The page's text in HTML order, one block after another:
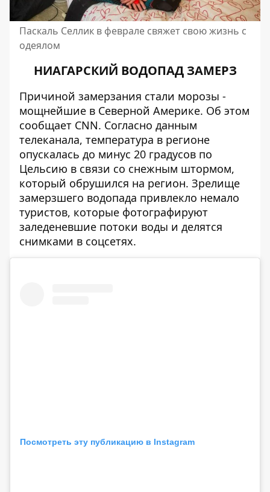
Паскаль Селлик в феврале свяжет свою жизнь с
одеялом
НИАГАРСКИЙ ВОДОПАД ЗАМЕРЗ
Причиной замерзания стали морозы -
мощнейшие в Северной Америке. Об этом
сообщает CNN. Согласно данным
телеканала, температура в регионе
опускалась до минус 20 градусов по
Цельсию в связи со снежным штормом,
который обрушился на регион. Зрелище
замерзшего водопада привлекло немало
туристов, которые фотографируют
заледеневшие потоки воды и делятся
снимками в соцсетях.
Посмотреть эту публикацию в Instagram